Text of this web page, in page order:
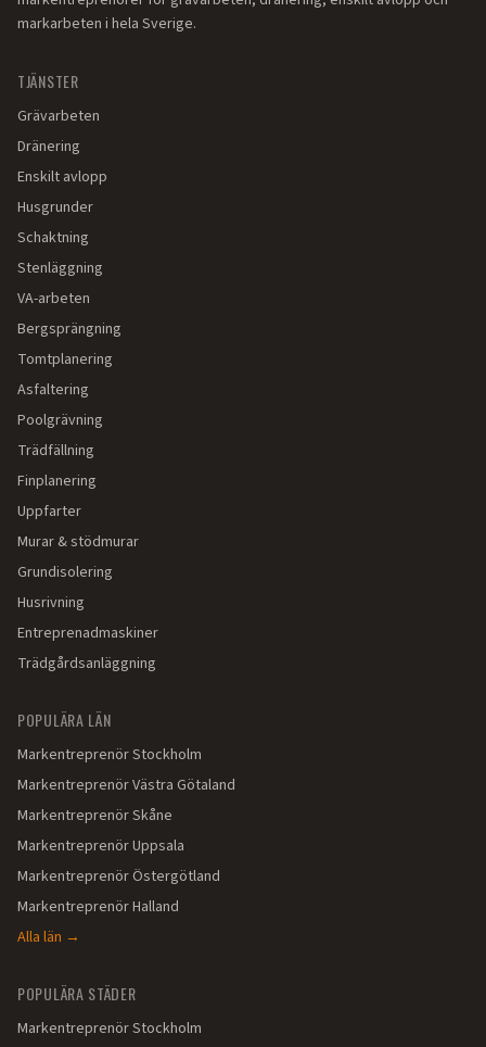
markarbeten i hela Sverige.
TJÄNSTER
Grävarbeten
Dränering
Enskilt avlopp
Husgrunder
Schaktning
Stenläggning
VA-arbeten
Bergsprängning
Tomtplanering
Asfaltering
Poolgrävning
Trädfällning
Finplanering
Uppfarter
Murar & stödmurar
Grundisolering
Husrivning
Entreprenadmaskiner
Trädgårdsanläggning
POPULÄRA LÄN
MarkentreprenörStockholm
MarkentreprenörVästra Götaland
MarkentreprenörSkåne
MarkentreprenörUppsala
MarkentreprenörÖstergötland
MarkentreprenörHalland
Alla län →
POPULÄRA STÄDER
MarkentreprenörStockholm